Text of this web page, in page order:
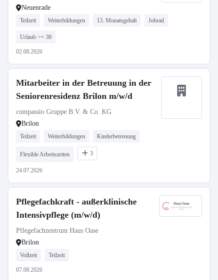
Neuenrade
Teilzeit Weiterbildungen 13. Monatsgehalt Jobrad
Urlaub >= 30
02.08.2026
Mitarbeiter in der Betreuung in der
Seniorenresidenz Brilon m/w/d
compassio Gruppe B.V. & Co. KG
Brilon
Teilzeit Weiterbildungen Kinderbetreuung
Flexible Arbeitszeiten 3
24.07.2026
Pflegefachkraft - außerklinische
Intensivpflege (m/w/d)
Pflegefachzentrum Haus Oase
Brilon
Vollzeit Teilzeit
07.08.2026